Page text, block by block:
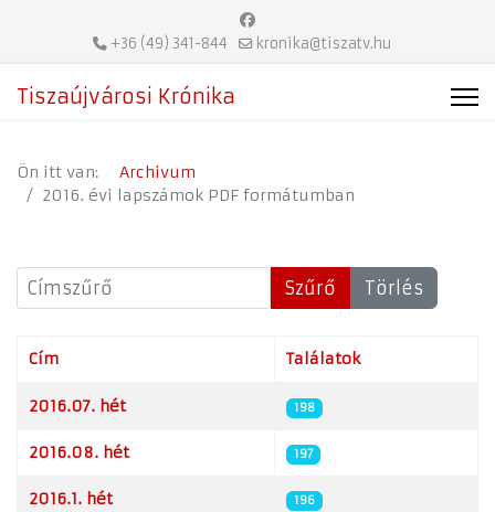
+36 (49) 341-844 kronika@tiszatv.hu
Tiszaújvárosi Krónika
Ön itt van:
Archivum
2016. évi lapszámok PDF formátumban
Címszűrő Szűrő Törlés
Cím Találatok
2016.07. hét 198
2016.08. hét 197
2016.1. hét 196